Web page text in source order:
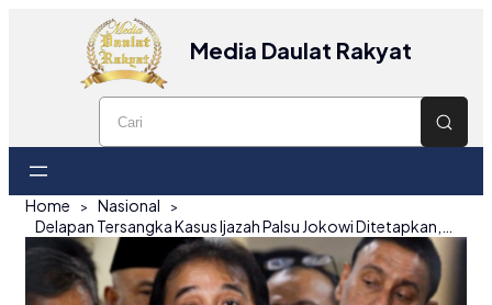
Media Daulat Rakyat
Home
Nasional